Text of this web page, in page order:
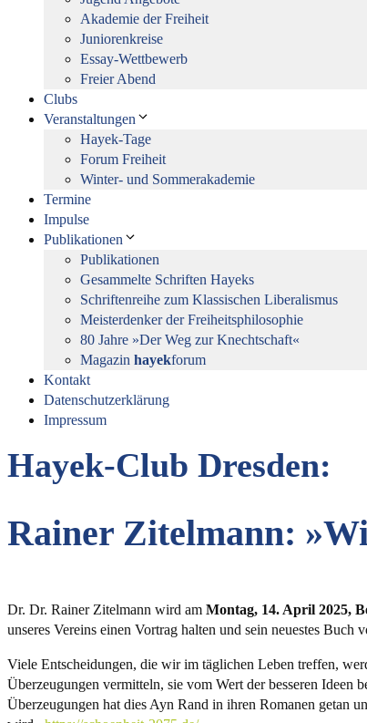
Akademie der Freiheit
Juniorenkreise
Essay-Wettbewerb
Freier Abend
Clubs
Veranstaltungen
Hayek-Tage
Forum Freiheit
Winter- und Sommerakademie
Termine
Impulse
Publikationen
Publikationen
Gesammelte Schriften Hayeks
Schriftenreihe zum Klassischen Liberalismus
Meisterdenker der Freiheitsphilosophie
80 Jahre »Der Weg zur Knechtschaft«
Magazin hayekforum
Kontakt
Datenschutzerklärung
Impressum
Hayek-Club Dresden:
Rainer Zitelmann:
Dr. Dr. Rainer Zitelmann wird am Montag, 14. April 2025,
unseres Vereins einen Vortrag halten und sein neuestes
Viele Entscheidungen, die wir im täglichen Leben treffen,
Überzeugungen vermitteln, sie vom Wert der besseren Ideen
Überzeugungen hat dies Ayn Rand in ihren Romanen getan